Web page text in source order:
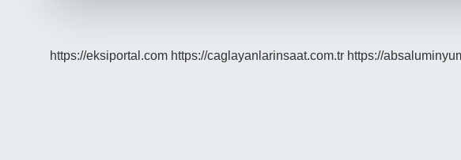
https://eksiportal.com https://caglayanlarinsaat.com.tr https://